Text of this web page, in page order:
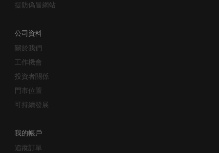
提防偽冒網站
公司資料
關於我們
工作機會
投資者關係
門市位置
可持續發展
我的帳戶
追蹤訂單